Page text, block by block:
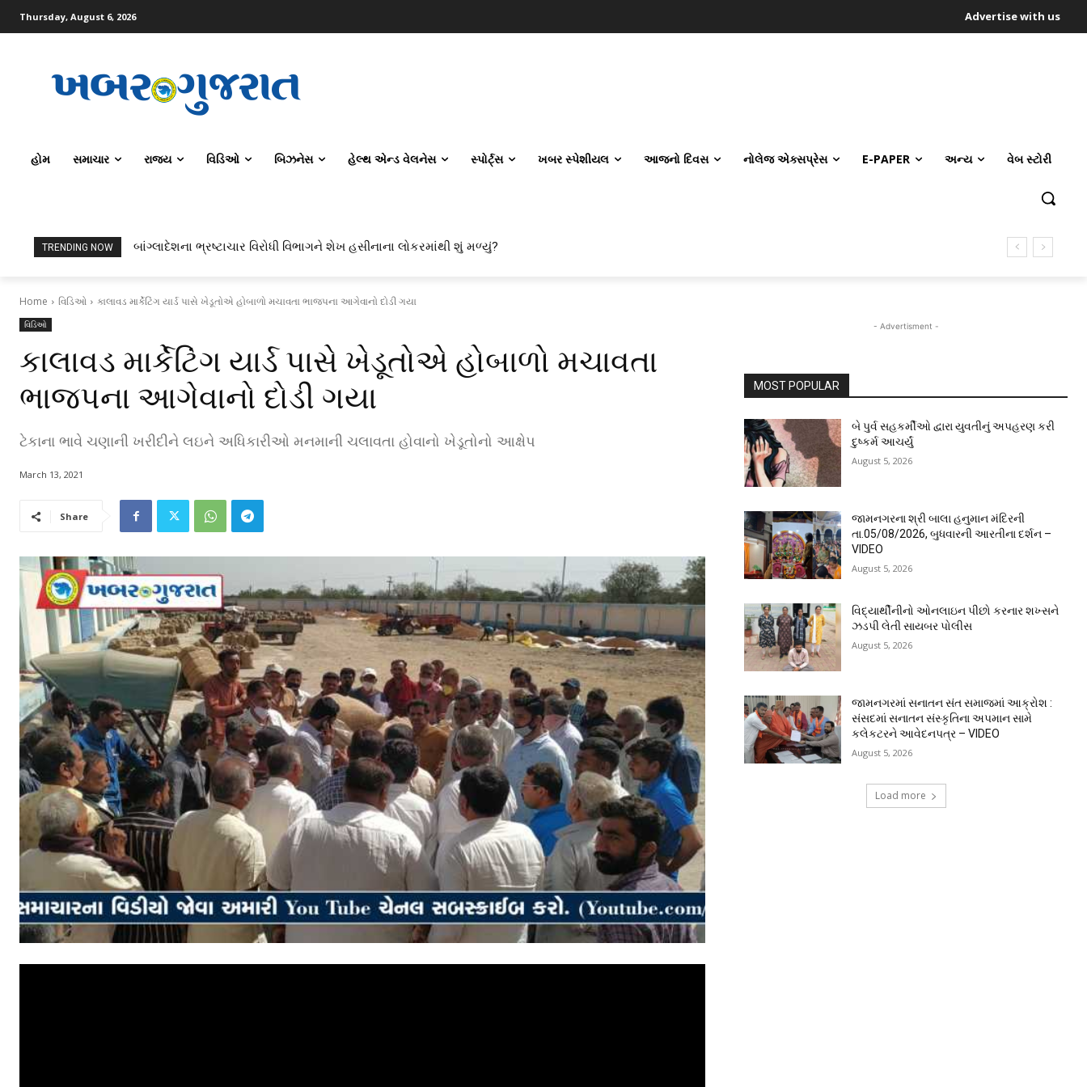
Thursday, August 6, 2026 Advertise with us
હોમ સમાચાર રાજ્ય વિડિઓ બિઝનેસ હેલ્થ એન્ડ વેલનેસ સ્પોર્ટ્સ ખબર સ્પેશીયલ આજનો દિવસ નોલેજ એક્સપ્રેસ E-PAPER અન્ય વેબ સ્ટોરી
TRENDING NOW બાંગ્લાદેશના ભ્રષ્ટાચાર વિરોધી વિભાગને શેખ હસીનાના લોકરમાંથી શું મળ્યું?
Home વિડિઓ કાલાવડ માર્કેટિંગ યાર્ડ પાસે ખેડૂતોએ હોબાળો મચાવતા ભાજપના આગેવાનો દોડી ગયા
વિડિઓ
કાલાવડ માર્કેટિંગ યાર્ડ પાસે ખેડૂતોએ હોબાળો મચાવતા
ભાજપના આગેવાનો દોડી ગયા
ટેકાના ભાવે ચણાની ખરીદીને લઇને અધિકારીઓ મનમાની ચલાવતા હોવાનો ખેડૂતોનો આક્ષેપ
March 13, 2021
Share
- Advertisment -
MOST POPULAR
બે પુર્વ સહકર્મીઓ દ્વારા યુવતીનું અપહરણ કરી
દુષ્કર્મ આચર્યું
August 5, 2026
જામનગરના શ્રી બાલા હનુમાન મંદિરની
તા.05/08/2026, બુધવારની આરતીના દર્શન –
VIDEO
August 5, 2026
વિદ્યાર્થીનીનો ઓનલાઇન પીછો કરનાર શખ્સને
ઝડપી લેતી સાયબર પોલીસ
August 5, 2026
જામનગરમાં સનાતન સંત સમાજમાં આક્રોશ :
સંસદમાં સનાતન સંસ્કૃતિના અપમાન સામે
કલેકટરને આવેદનપત્ર – VIDEO
August 5, 2026
Load more